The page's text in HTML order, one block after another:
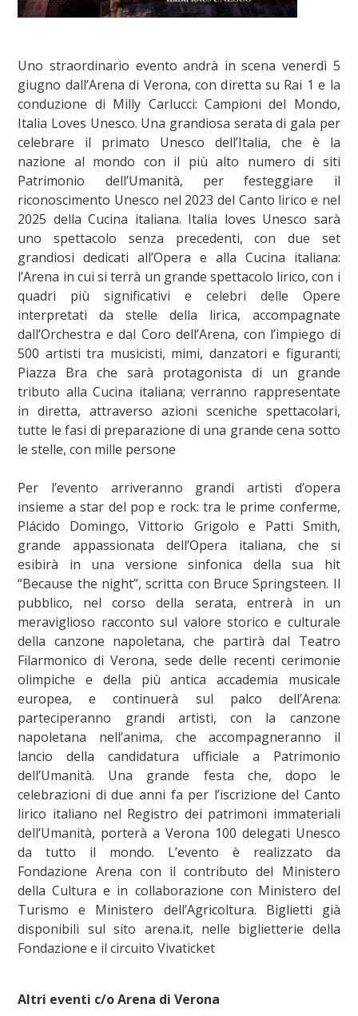
Uno straordinario evento andrà in scena venerdì 5
giugno dall’Arena di Verona, con diretta su Rai 1 e la
conduzione di Milly Carlucci: Campioni del Mondo,
Italia Loves Unesco. Una grandiosa serata di gala per
celebrare il primato Unesco dell’Italia, che è la
nazione al mondo con il più alto numero di siti
Patrimonio dell’Umanità, per festeggiare il
riconoscimento Unesco nel 2023 del Canto lirico e nel
2025 della Cucina italiana. Italia loves Unesco sarà
uno spettacolo senza precedenti, con due set
grandiosi dedicati all’Opera e alla Cucina italiana:
l’Arena in cui si terrà un grande spettacolo lirico, con i
quadri più significativi e celebri delle Opere
interpretati da stelle della lirica, accompagnate
dall’Orchestra e dal Coro dell’Arena, con l’impiego di
500 artisti tra musicisti, mimi, danzatori e figuranti;
Piazza Bra che sarà protagonista di un grande
tributo alla Cucina italiana; verranno rappresentate
in diretta, attraverso azioni sceniche spettacolari,
tutte le fasi di preparazione di una grande cena sotto
le stelle, con mille persone
Per l’evento arriveranno grandi artisti d’opera
insieme a star del pop e rock: tra le prime conferme,
Plácido Domingo, Vittorio Grigolo e Patti Smith,
grande appassionata dell’Opera italiana, che si
esibirà in una versione sinfonica della sua hit
“Because the night”, scritta con Bruce Springsteen. Il
pubblico, nel corso della serata, entrerà in un
meraviglioso racconto sul valore storico e culturale
della canzone napoletana, che partirà dal Teatro
Filarmonico di Verona, sede delle recenti cerimonie
olimpiche e della più antica accademia musicale
europea, e continuerà sul palco dell’Arena:
parteciperanno grandi artisti, con la canzone
napoletana nell’anima, che accompagneranno il
lancio della candidatura ufficiale a Patrimonio
dell’Umanità. Una grande festa che, dopo le
celebrazioni di due anni fa per l’iscrizione del Canto
lirico italiano nel Registro dei patrimoni immateriali
dell’Umanità, porterà a Verona 100 delegati Unesco
da tutto il mondo. L’evento è realizzato da
Fondazione Arena con il contributo del Ministero
della Cultura e in collaborazione con Ministero del
Turismo e Ministero dell’Agricoltura. Biglietti già
disponibili sul sito arena.it, nelle biglietterie della
Fondazione e il circuito Vivaticket
Altri eventi c/o Arena di Verona